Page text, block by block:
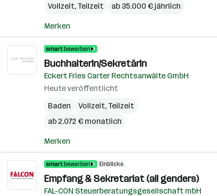
Vollzeit, Teilzeit
ab 35.000 € jährlich
Merken
BuchhalterIn/SekretärIn
Eckert Fries Carter Rechtsanwälte GmbH
Heute veröffentlicht
Baden
Vollzeit, Teilzeit
ab 2.072 € monatlich
Merken
Einblicke
Empfang & Sekretariat (all genders)
FAL-CON Steuerberatungsgesellschaft mbH